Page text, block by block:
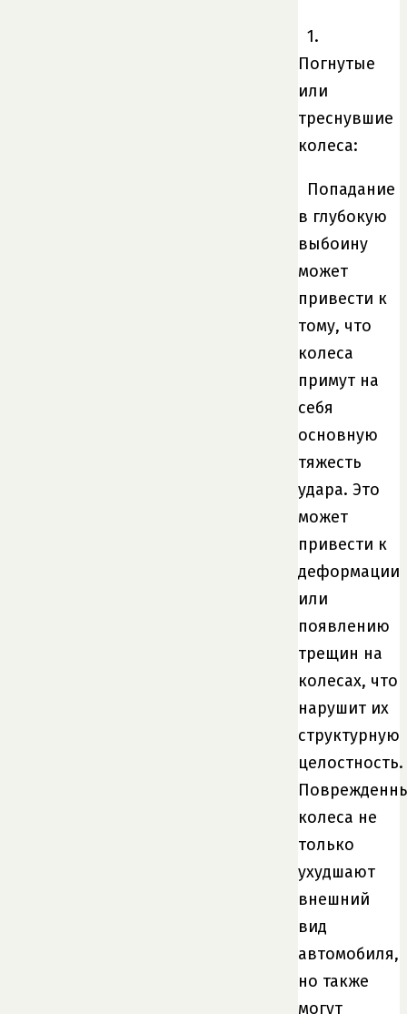
1.
Погнутые
или
треснувшие
колеса:
Попадание
в глубокую
выбоину
может
привести к
тому, что
колеса
примут на
себя
основную
тяжесть
удара. Это
может
привести к
деформации
или
появлению
трещин на
колесах, что
нарушит их
структурную
целостность.
колеса не
только
ухудшают
внешний
вид
автомобиля,
но также
могут